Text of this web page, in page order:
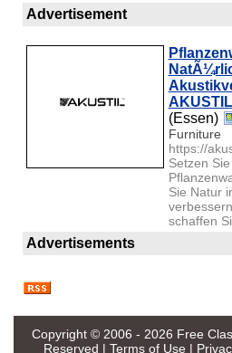
Advertisement
AKUSTIL
(Essen)
Furniture
https://
Setzen
Sie Natur
schaffen
Advertisements
Copyright © 2006 - 2026 Free
Reserved | Terms of Use |